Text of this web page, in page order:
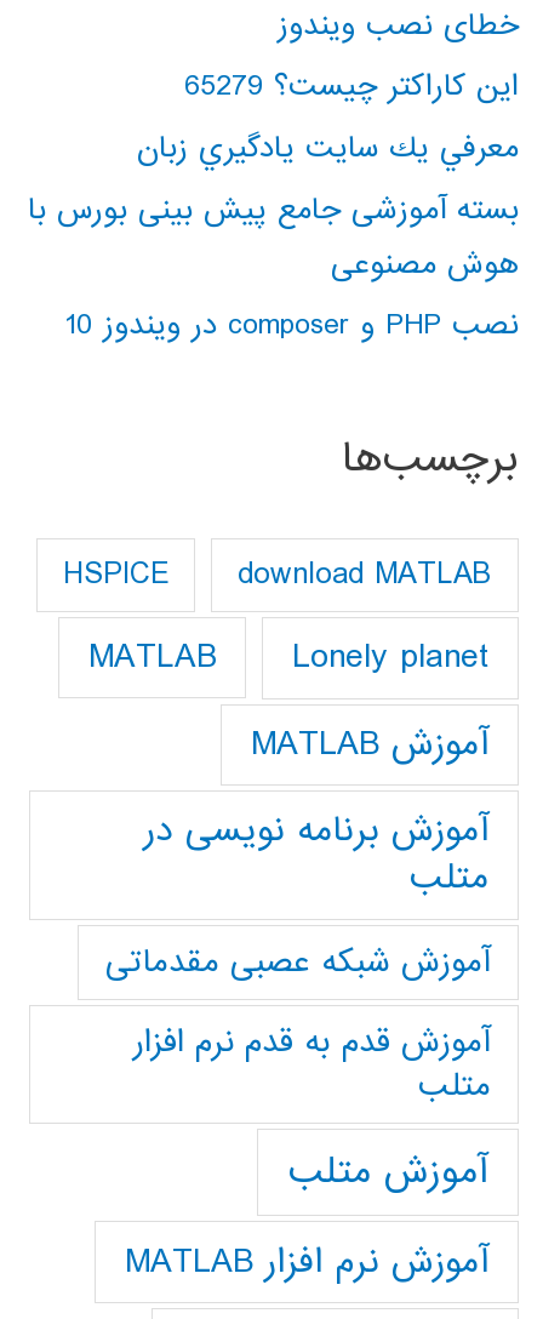
خطای نصب ویندوز
این کاراکتر چیست؟ 65279
معرفي يك سايت يادگيري زبان
بسته آموزشی جامع پیش بینی بورس با
هوش مصنوعی
نصب PHP و composer در ویندوز 10
برچسب‌ها
download MATLAB
HSPICE
Lonely planet
MATLAB
آموزش MATLAB
آموزش برنامه نویسی در
متلب
آموزش شبکه عصبی مقدماتی
آموزش قدم به قدم نرم افزار
متلب
آموزش متلب
آموزش نرم افزار MATLAB